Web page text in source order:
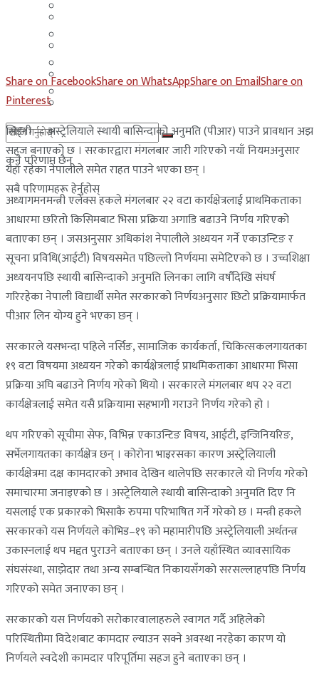
साउदी अरब
कुनै परिणाम छैन
सबै परिणामहरू हेर्नुहोस्
युएई
साउदी अरब
Share on FacebookShare on WhatsAppShare on EmailShare on
Pinterest
सिड्नी — अस्ट्रेलियाले स्थायी बासिन्दाको अनुमति (पीआर) पाउने प्रावधान अझ
सहज बनाएको छ । सरकारद्वारा मंगलबार जारी गरिएको नयाँ नियमअनुसार
यहाँ रहेका नेपालीले समेत राहत पाउने भएका छन् ।
अध्यागमनमन्त्री एलेक्स हकले मंगलबार २२ वटा कार्यक्षेत्रलाई प्राथमिकताका
आधारमा छरितो किसिमबाट भिसा प्रक्रिया अगाडि बढाउने निर्णय गरिएको
बताएका छन् । जसअनुसार अधिकांश नेपालीले अध्ययन गर्ने एकाउन्टिङ र
सूचना प्रविधि(आईटी) विषयसमेत पछिल्लो निर्णयमा समेटिएको छ । उच्चशिक्षा
अध्ययनपछि स्थायी बासिन्दाको अनुमति लिनका लागि वर्षौंदेखि संघर्ष
गरिरहेका नेपाली विद्यार्थी समेत सरकारको निर्णयअनुसार छिटो प्रक्रियामार्फत
पीआर लिन योग्य हुने भएका छन् ।
सरकारले यसभन्दा पहिले नर्सिङ, सामाजिक कार्यकर्ता, चिकित्सकलगायतका
१९ वटा विषयमा अध्ययन गरेको कार्यक्षेत्रलाई प्राथमिकताका आधारमा भिसा
प्रक्रिया अघि बढाउने निर्णय गरेको थियो । सरकारले मंगलबार थप २२ वटा
कार्यक्षेत्रलाई समेत यसै प्रक्रियामा सहभागी गराउने निर्णय गरेको हो ।
थप गरिएको सूचीमा सेफ, विभिन्न एकाउन्टिङ विषय, आईटी, इन्जिनियरिङ,
सर्भेलगायतका कार्यक्षेत्र छन् । कोरोना भाइरसका कारण अस्ट्रेलियाली
कार्यक्षेत्रमा दक्ष कामदारको अभाव देखिन थालेपछि सरकारले यो निर्णय गरेको
समाचारमा जनाइएको छ । अस्ट्रेलियाले स्थायी बासिन्दाको अनुमति दिए नि
यसलाई एक प्रकारको भिसाकै रुपमा परिभाषित गर्ने गरेको छ । मन्त्री हकले
सरकारको यस निर्णयले कोभिड–१९ को महामारीपछि अस्ट्रेलियाली अर्थतन्त्र
उकास्नलाई थप मद्दत पुराउने बताएका छन् । उनले यहाँस्थित व्यावसायिक
संघसंस्था, साझेदार तथा अन्य सम्बन्धित निकायसँगको सरसल्लाहपछि निर्णय
गरिएको समेत जनाएका छन् ।
सरकारको यस निर्णयको सरोकारवालाहरुले स्वागत गर्दै अहिलेको
परिस्थितीमा विदेशबाट कामदार ल्याउन सक्ने अवस्था नरहेका कारण यो
निर्णयले स्वदेशी कामदार परिपूर्तिमा सहज हुने बताएका छन् ।